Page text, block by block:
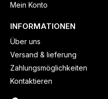
Mein Konto
INFORMATIONEN
Über uns
Versand & lieferung
Zahlungsmöglichkeiten
Kontaktieren